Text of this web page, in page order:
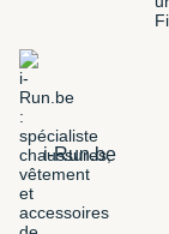
i-Run.be